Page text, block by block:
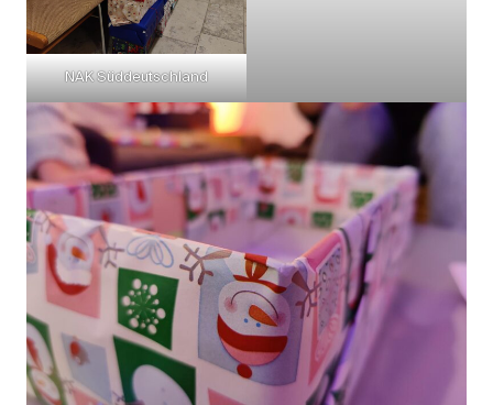
NAK Süddeutschland